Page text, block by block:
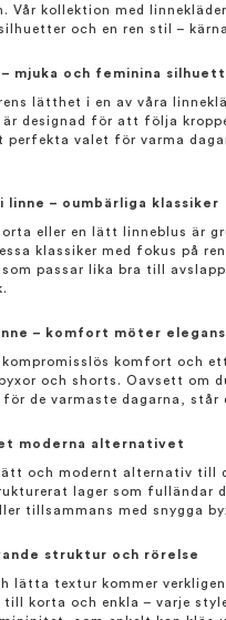
Vår kollektion med
och en ren stil –
– mjuka och feminina
lätthet i en av våra
är designad för att följa
perfekta valet för varma
linne – oumbärliga klassiker
eller en lätt linneblus är
klassiker med fokus på
passar lika bra till
– komfort möter elegans
kompromisslös komfort och
och shorts. Oavsett om
de varmaste dagarna,
moderna alternativet
och modernt alternativ till
lager som fulländar
tillsammans med snygga
struktur och rörelse
lätta textur kommer
till korta och enkla – varje